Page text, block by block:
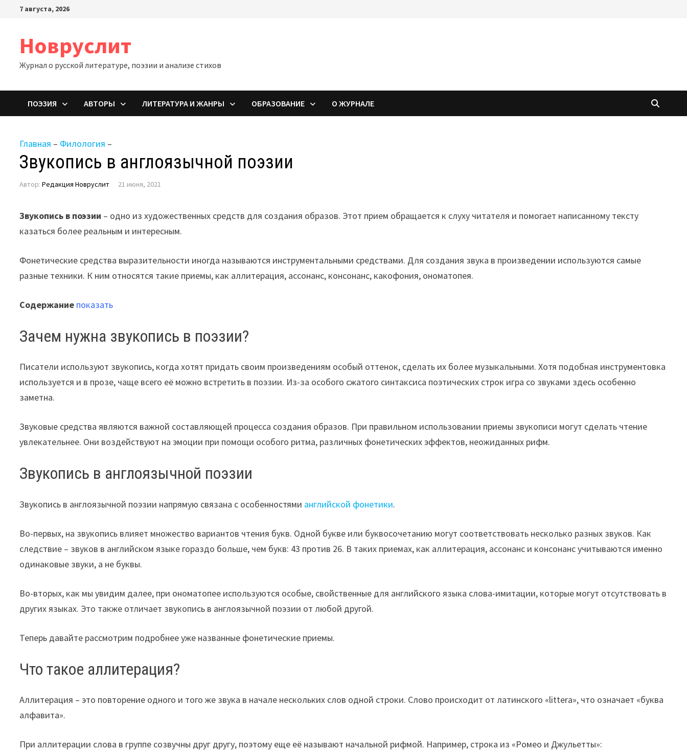
Перейти7 августа, 2026
Новруслит
Журнал о русской литературе, поэзии и анализе стихов
ПОЭЗИЯ АВТОРЫ ЛИТЕРАТУРА И ЖАНРЫ ОБРАЗОВАНИЕ О ЖУРНАЛЕ
Главная – Филология –
Звукопись в англоязычной поэзии
Автор:Редакция Новруслит 21 июня, 2021
Звукопись в поэзии – одно из художественных средств для создания образов. Этот прием обращается к слуху читателя и помогает написанному тексту
казаться более реальным и интересным.
Фонетические средства выразительности иногда называются инструментальными средствами. Для создания звука в произведении используются самые
разные техники. К ним относятся такие приемы, как аллитерация, ассонанс, консонанс, какофония, ономатопея.
Содержание показать
Зачем нужна звукопись в поэзии?
Писатели используют звукопись, когда хотят придать своим произведениям особый оттенок, сделать их более музыкальными. Хотя подобная инструментовка
используется и в прозе, чаще всего её можно встретить в поэзии. Из-за особого сжатого синтаксиса поэтических строк игра со звуками здесь особенно
заметна.
Звуковые средства являются важной составляющей процесса создания образов. При правильном использовании приемы звукописи могут сделать чтение
увлекательнее. Они воздействуют на эмоции при помощи особого ритма, различных фонетических эффектов, неожиданных рифм.
Звукопись в англоязычной поэзии
Звукопись в англоязычной поэзии напрямую связана с особенностями английской фонетики.
Во-первых, на звукопись влияет множество вариантов чтения букв. Одной букве или буквосочетанию могут соответствовать несколько разных звуков. Как
следствие – звуков в английском языке гораздо больше, чем букв: 43 против 26. В таких приемах, как аллитерация, ассонанс и консонанс учитываются именно
одинаковые звуки, а не буквы.
Во-вторых, как мы увидим далее, при ономатопее используются особые, свойственные для английского языка слова-имитации, которые могут отсутствовать в
других языках. Это также отличает звукопись в англоязычной поэзии от любой другой.
Теперь давайте рассмотрим подробнее уже названные фонетические приемы.
Что такое аллитерация?
Аллитерация – это повторение одного и того же звука в начале нескольких слов одной строки. Слово происходит от латинского «littera», что означает «буква
алфавита».
При аллитерации слова в группе созвучны друг другу, поэтому еще её называют начальной рифмой. Например, строка из «Ромео и Джульетты»: